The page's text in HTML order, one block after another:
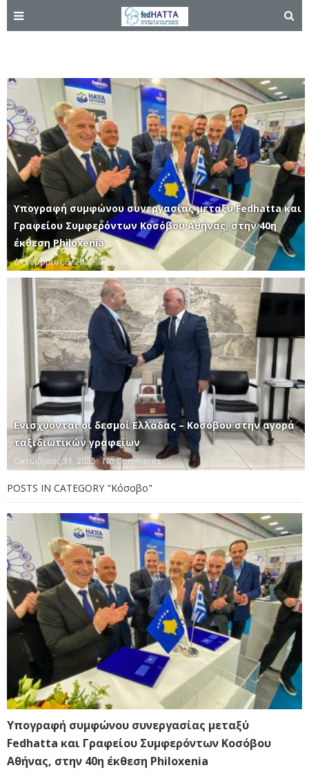
Υπογραφή συμφώνου συνεργασίας μεταξύ Fedhatta και
Γραφείου Συμφερόντων Κοσόβου Αθήνας, στην 40η
έκθεση Philoxenia
Δεκέμβριος 3, 2025 No Comments
Ενισχύονται οι δεσμοί Ελλάδας – Κοσόβου στην αγορά
ταξιδιωτικών γραφείων
Οκτώβριος 31, 2025 No Comments
POSTS IN CATEGORY "Κόσοβο"
Υπογραφή συμφώνου συνεργασίας μεταξύ
Fedhatta και Γραφείου Συμφερόντων Κοσόβου
Αθήνας, στην 40η έκθεση Philoxenia